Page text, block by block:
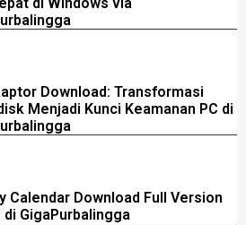
di Windows via
Download: Transformasi
Menjadi Kunci Keamanan PC di
Calendar Download Full Version
di GigaPurbalingga